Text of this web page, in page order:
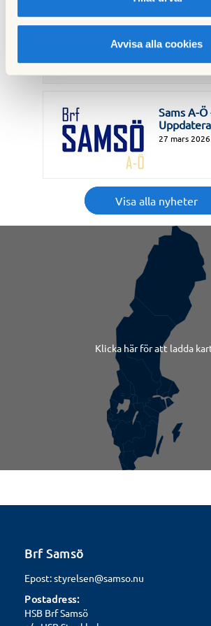
Avvisa alla cookies
2026
Sams A-Ö
27 mars 2026
Visa alla nyheter
Klicka här för att ladda
Brf Samsö
Epost: styrelsen@samso.nu
Postadress:
HSB Brf Samsö